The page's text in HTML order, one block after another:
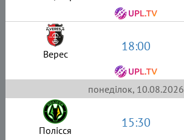
Верес 18:00
понеділок, 10.08.2026
Полісся 15:30